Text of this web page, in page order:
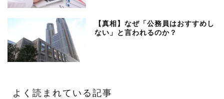
【真相】なぜ「公務員はおすすめし
ない」と言われるのか？
よく読まれている記事